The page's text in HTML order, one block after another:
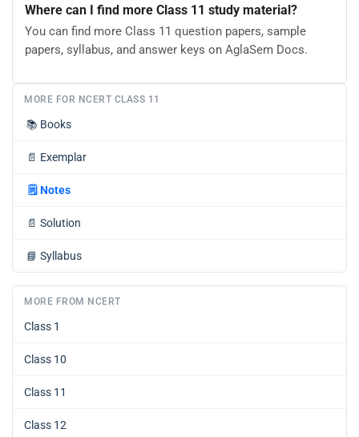
Where can I find more Class 11 study material?
You can find more Class 11 question papers, sample
papers, syllabus, and answer keys on AglaSem Docs.
MORE FOR NCERT CLASS 11
📚 Books
📄 Exemplar
🗒️ Notes
📄 Solution
📘 Syllabus
MORE FROM NCERT
Class 1
Class 10
Class 11
Class 12